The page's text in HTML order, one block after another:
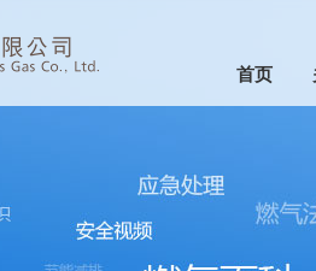
首页